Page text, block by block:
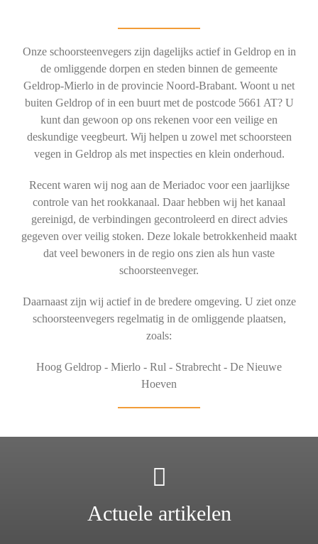
Onze schoorsteenvegers zijn dagelijks actief in Geldrop en in
de omliggende dorpen en steden binnen de gemeente
Geldrop-Mierlo in de provincie Noord-Brabant. Woont u net
buiten Geldrop of in een buurt met de postcode 5661 AT? U
kunt dan gewoon op ons rekenen voor een veilige en
deskundige veegbeurt. Wij helpen u zowel met schoorsteen
vegen in Geldrop als met inspecties en klein onderhoud.
Recent waren wij nog aan de Meriadoc voor een jaarlijkse
controle van het rookkanaal. Daar hebben wij het kanaal
gereinigd, de verbindingen gecontroleerd en direct advies
gegeven over veilig stoken. Deze lokale betrokkenheid maakt
dat veel bewoners in de regio ons zien als hun vaste
schoorsteenveger.
Daarnaast zijn wij actief in de bredere omgeving. U ziet onze
schoorsteenvegers regelmatig in de omliggende plaatsen,
zoals:
Hoog Geldrop - Mierlo - Rul - Strabrecht - De Nieuwe
Hoeven
Actuele artikelen